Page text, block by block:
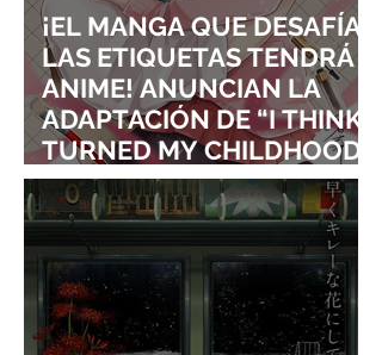
¡EL MANGA QUE DESAFÍA
LAS ETIQUETAS TENDRÁ
ANIME! ANUNCIAN LA
ADAPTACIÓN DE “I THINK I
TURNED MY CHILDHOOD
FRIEND INTO A GIRL”